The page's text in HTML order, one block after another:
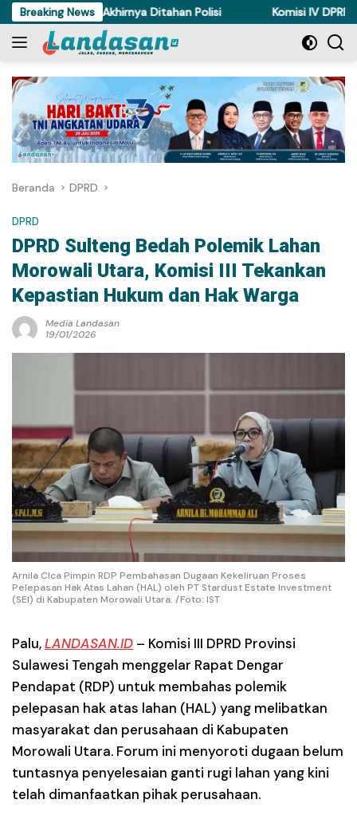
Langsung
ke
konten
Breaking News
di Torue Akhirnya Ditahan Polisi Komisi IV DPRD
Beranda DPRD
DPRD
DPRD Sulteng Bedah Polemik Lahan
Morowali Utara, Komisi III Tekankan
Kepastian Hukum dan Hak Warga
Media Landasan
19/01/2026
Arnila CIca Pimpin RDP Pembahasan Dugaan Kekeliruan Proses
Pelepasan Hak Atas Lahan (HAL) oleh PT Stardust Estate Investment
(SEI) di Kabupaten Morowali Utara. /Foto: IST
Palu,LANDASAN.ID – Komisi III DPRD Provinsi
Sulawesi Tengah menggelar Rapat Dengar
Pendapat (RDP) untuk membahas polemik
pelepasan hak atas lahan (HAL) yang melibatkan
masyarakat dan perusahaan di Kabupaten
Morowali Utara. Forum ini menyoroti dugaan belum
tuntasnya penyelesaian ganti rugi lahan yang kini
telah dimanfaatkan pihak perusahaan.